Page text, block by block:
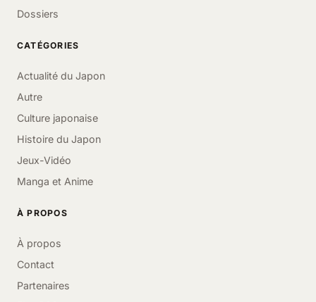
Dossiers
CATÉGORIES
Actualité du Japon
Autre
Culture japonaise
Histoire du Japon
Jeux-Vidéo
Manga et Anime
À PROPOS
À propos
Contact
Partenaires